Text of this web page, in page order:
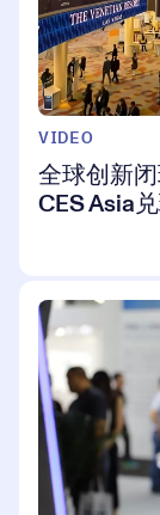
VIDEO
全球创新
CES Asia